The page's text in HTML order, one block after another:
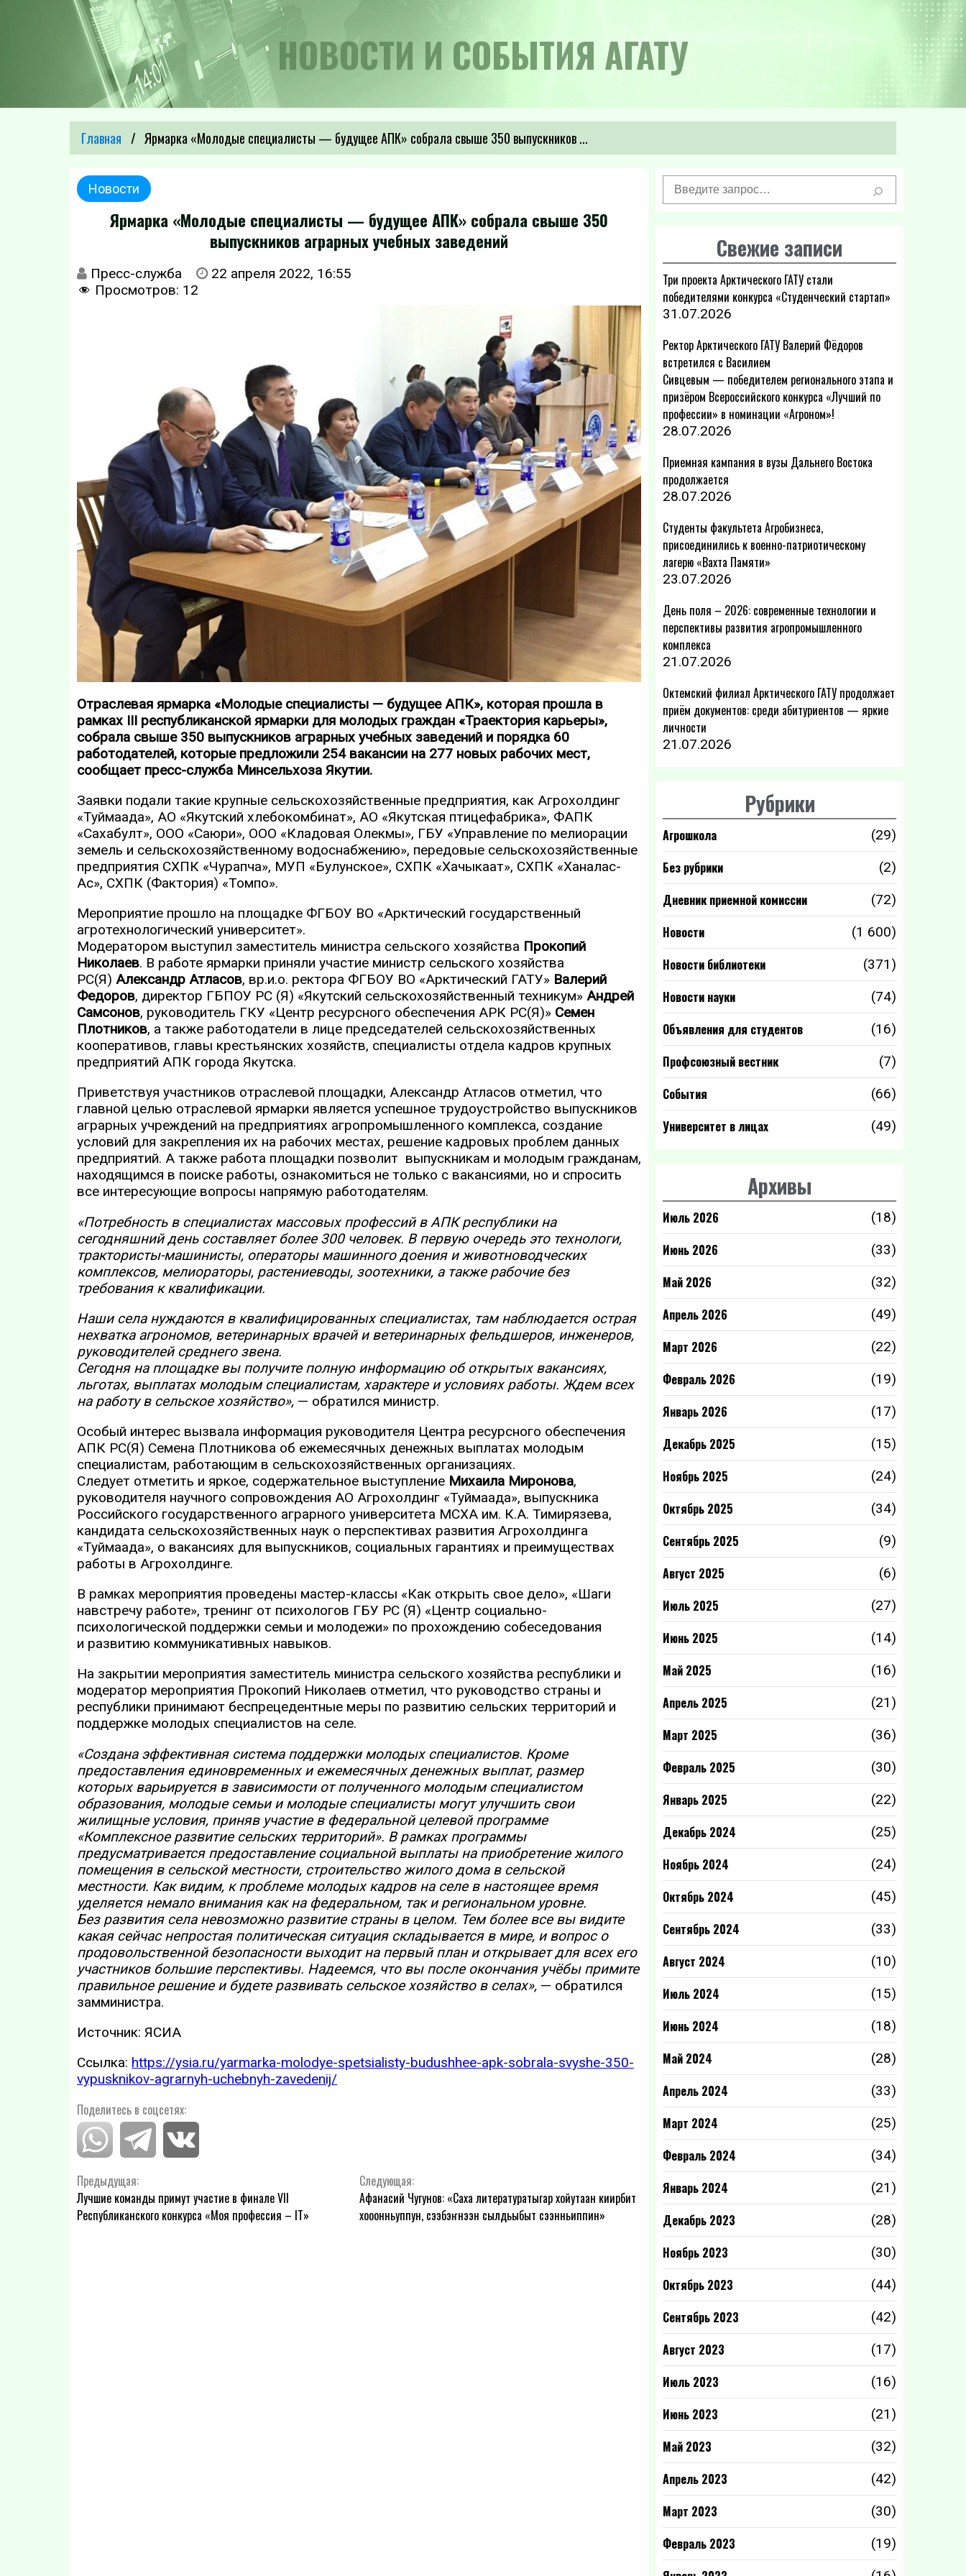
НОВОСТИ И СОБЫТИЯ АГАТУ
Главная Ярмарка «Молодые специалисты — будущее АПК» собрала свыше 350 выпускников ...
Новости
Ярмарка «Молодые специалисты — будущее АПК» собрала свыше 350
выпускников аграрных учебных заведений
Пресс-служба
22 апреля 2022, 16:55
Просмотров: 12
Отраслевая ярмарка «Молодые специалисты — будущее АПК», которая прошла в
рамках III республиканской ярмарки для молодых граждан «Траектория карьеры»,
собрала свыше 350 выпускников аграрных учебных заведений и порядка 60
работодателей, которые предложили 254 вакансии на 277 новых рабочих мест,
сообщает пресс-служба Минсельхоза Якутии.
Заявки подали такие крупные сельскохозяйственные предприятия, как Агрохолдинг
«Туймаада», АО «Якутский хлебокомбинат», АО «Якутская птицефабрика», ФАПК
«Сахабулт», ООО «Саюри», ООО «Кладовая Олекмы», ГБУ «Управление по мелиорации
земель и сельскохозяйственному водоснабжению», передовые сельскохозяйственные
предприятия СХПК «Чурапча», МУП «Булунское», СХПК «Хачыкаат», СХПК «Ханалас-
Ас», СХПК (Фактория) «Томпо».
Мероприятие прошло на площадке ФГБОУ ВО «Арктический государственный
агротехнологический университет».
Модератором выступил заместитель министра сельского хозяйства Прокопий
Николаев. В работе ярмарки приняли участие министр сельского хозяйства
РС(Я) Александр Атласов, вр.и.о. ректора ФГБОУ ВО «Арктический ГАТУ» Валерий
Федоров, директор ГБПОУ РС (Я) «Якутский сельскохозяйственный техникум» Андрей
Самсонов, руководитель ГКУ «Центр ресурсного обеспечения АРК РС(Я)» Семен
Плотников, а также работодатели в лице председателей сельскохозяйственных
кооперативов, главы крестьянских хозяйств, специалисты отдела кадров крупных
предприятий АПК города Якутска.
Приветствуя участников отраслевой площадки, Александр Атласов отметил, что
главной целью отраслевой ярмарки является успешное трудоустройство выпускников
аграрных учреждений на предприятиях агропромышленного комплекса, создание
условий для закрепления их на рабочих местах, решение кадровых проблем данных
предприятий. А также работа площадки позволит выпускникам и молодым гражданам,
находящимся в поиске работы, ознакомиться не только с вакансиями, но и спросить
все интересующие вопросы напрямую работодателям.
«Потребность в специалистах массовых профессий в АПК республики на
сегодняшний день составляет более 300 человек. В первую очередь это технологи,
трактористы-машинисты, операторы машинного доения и животноводческих
комплексов, мелиораторы, растениеводы, зоотехники, а также рабочие без
требования к квалификации.
Наши села нуждаются в квалифицированных специалистах, там наблюдается острая
нехватка агрономов, ветеринарных врачей и ветеринарных фельдшеров, инженеров,
руководителей среднего звена.
Сегодня на площадке вы получите полную информацию об открытых вакансиях,
льготах, выплатах молодым специалистам, характере и условиях работы. Ждем всех
на работу в сельское хозяйство», — обратился министр.
Особый интерес вызвала информация руководителя Центра ресурсного обеспечения
АПК РС(Я) Семена Плотникова об ежемесячных денежных выплатах молодым
специалистам, работающим в сельскохозяйственных организациях.
Следует отметить и яркое, содержательное выступление Михаила Миронова,
руководителя научного сопровождения АО Агрохолдинг «Туймаада», выпускника
Российского государственного аграрного университета МСХА им. К.А. Тимирязева,
кандидата сельскохозяйственных наук о перспективах развития Агрохолдинга
«Туймаада», о вакансиях для выпускников, социальных гарантиях и преимуществах
работы в Агрохолдинге.
В рамках мероприятия проведены мастер-классы «Как открыть свое дело», «Шаги
навстречу работе», тренинг от психологов ГБУ РС (Я) «Центр социально-
психологической поддержки семьи и молодежи» по прохождению собеседования
и развитию коммуникативных навыков.
На закрытии мероприятия заместитель министра сельского хозяйства республики и
модератор мероприятия Прокопий Николаев отметил, что руководство страны и
республики принимают беспрецедентные меры по развитию сельских территорий и
поддержке молодых специалистов на селе.
«Создана эффективная система поддержки молодых специалистов. Кроме
предоставления единовременных и ежемесячных денежных выплат, размер
которых варьируется в зависимости от полученного молодым специалистом
образования, молодые семьи и молодые специалисты могут улучшить свои
жилищные условия, приняв участие в федеральной целевой программе
«Комплексное развитие сельских территорий». В рамках программы
предусматривается предоставление социальной выплаты на приобретение жилого
помещения в сельской местности, строительство жилого дома в сельской
местности. Как видим, к проблеме молодых кадров на селе в настоящее время
уделяется немало внимания как на федеральном, так и региональном уровне.
Без развития села невозможно развитие страны в целом. Тем более все вы видите
какая сейчас непростая политическая ситуация складывается в мире, и вопрос о
продовольственной безопасности выходит на первый план и открывает для всех его
участников большие перспективы. Надеемся, что вы после окончания учёбы примите
правильное решение и будете развивать сельское хозяйство в селах», — обратился
замминистра.
Источник: ЯСИА
Ссылка: https://ysia.ru/yarmarka-molodye-spetsialisty-budushhee-apk-sobrala-svyshe-350-
vypusknikov-agrarnyh-uchebnyh-zavedenij/
Поделитесь в соцсетях:
Навигация
по
Предыдущая:
Лучшие команды примут участие в финале VII
Республиканского конкурса «Моя профессия – IT»
Следующая:
Афанасий Чугунов: «Саха литературатыгар хойутаан киирбит
хоһоонньуппун, сээбэҥнээн сылдьыбыт сэһэнньиппин»
Свежие записи
Три проекта Арктического ГАТУ стали
победителями конкурса «Студенческий стартап»
31.07.2026
Ректор Арктического ГАТУ Валерий Фёдоров
встретился с Василием
Сивцевым — победителем регионального этапа и
призёром Всероссийского конкурса «Лучший по
профессии» в номинации «Агроном»!
28.07.2026
Приемная кампания в вузы Дальнего Востока
продолжается
28.07.2026
Студенты факультета Агробизнеса,
присоединились к военно-патриотическому
лагерю «Вахта Памяти»
23.07.2026
День поля – 2026: современные технологии и
перспективы развития агропромышленного
комплекса
21.07.2026
Октемский филиал Арктического ГАТУ продолжает
приём документов: среди абитуриентов — яркие
личности
21.07.2026
Рубрики
Агрошкола (29)
Без рубрики (2)
Дневник приемной комиссии (72)
Новости (1 600)
Новости библиотеки (371)
Новости науки (74)
Объявления для студентов (16)
Профсоюзный вестник (7)
События (66)
Университет в лицах (49)
Архивы
Июль 2026 (18)
Июнь 2026 (33)
Май 2026 (32)
Апрель 2026 (49)
Март 2026 (22)
Февраль 2026 (19)
Январь 2026 (17)
Декабрь 2025 (15)
Ноябрь 2025 (24)
Октябрь 2025 (34)
Сентябрь 2025 (9)
Август 2025 (6)
Июль 2025 (27)
Июнь 2025 (14)
Май 2025 (16)
Апрель 2025 (21)
Март 2025 (36)
Февраль 2025 (30)
Январь 2025 (22)
Декабрь 2024 (25)
Ноябрь 2024 (24)
Октябрь 2024 (45)
Сентябрь 2024 (33)
Август 2024 (10)
Июль 2024 (15)
Июнь 2024 (18)
Май 2024 (28)
Апрель 2024 (33)
Март 2024 (25)
Февраль 2024 (34)
Январь 2024 (21)
Декабрь 2023 (28)
Ноябрь 2023 (30)
Октябрь 2023 (44)
Сентябрь 2023 (42)
Август 2023 (17)
Июль 2023 (16)
Июнь 2023 (21)
Май 2023 (32)
Апрель 2023 (42)
Март 2023 (30)
Февраль 2023 (19)